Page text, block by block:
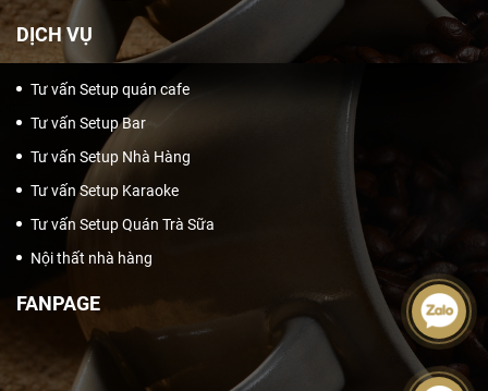
DỊCH VỤ
Tư vấn Setup quán cafe
Tư vấn Setup Bar
Tư vấn Setup Nhà Hàng
Tư vấn Setup Karaoke
Tư vấn Setup Quán Trà Sữa
Nội thất nhà hàng
FANPAGE